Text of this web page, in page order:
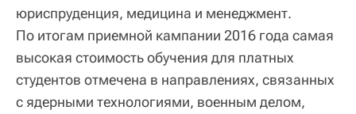
юриспруденция, медицина и менеджмент.
По итогам приемной кампании 2016 года самая
высокая стоимость обучения для платных
студентов отмечена в направлениях, связанных
с ядерными технологиями, военным делом,